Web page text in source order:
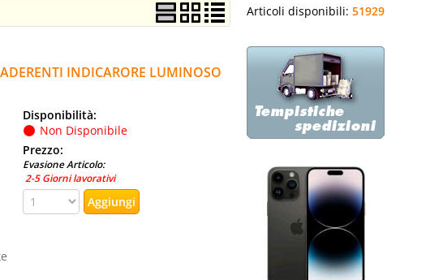
INDICARORE LUMINOSO
Disponibilità:
Non Disponibile
Prezzo:
Evasione Articolo:
2-5 Giorni lavorativi
Articoli disponibili: 51929